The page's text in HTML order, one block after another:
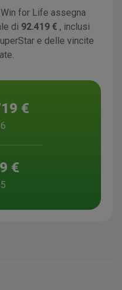
for Life assegna
di 92.419 € , inclusi
e delle vincite
€
€